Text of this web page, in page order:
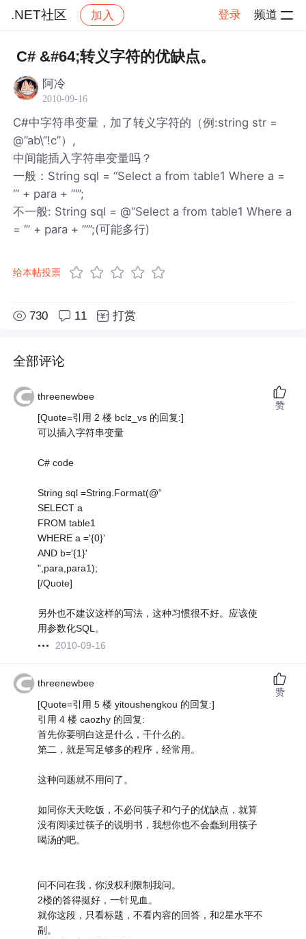
.NET社区 加入 登录 频道
社区 .NET社区 帖子详情
C# &#64;转义字符的优缺点。
阿冷
2010-09-16
C#中字符串变量，加了转义字符的（例:string str =
@”ab\”!c”）,
中间能插入字符串变量吗？
一般：String sql = “Select a from table1 Where a =
‘” + para + ”’”;
不一般: String sql = @“Select a from table1 Where a
= ‘” + para + ”’”;(可能多行)
给本帖投票
730 11 打赏
全部评论
threenewbee
[Quote=引用 2 楼 bclz_vs 的回复:]
可以插入字符串变量
C# code
String sql =String.Format(@“
SELECT a
FROM table1
WHERE a ='{0}'
AND b='{1}'
",para,para1);
[/Quote]
另外也不建议这样的写法，这种习惯很不好。应该使
用参数化SQL。
2010-09-16
赞
threenewbee
[Quote=引用 5 楼 yitoushengkou 的回复:]
引用 4 楼 caozhy 的回复:
首先你要明白这是什么，干什么的。
第二，就是写足够多的程序，经常用。
这种问题就不用问了。
如同你天天吃饭，不必问筷子和勺子的优缺点，就算
没有阅读过筷子的说明书，我想你也不会蠢到用筷子
喝汤的吧。
问不问在我，你没权利限制我问。
2楼的答得挺好，一针见血。
就你这段，只看标题，不看内容的回答，和2星水平不
副。
赞